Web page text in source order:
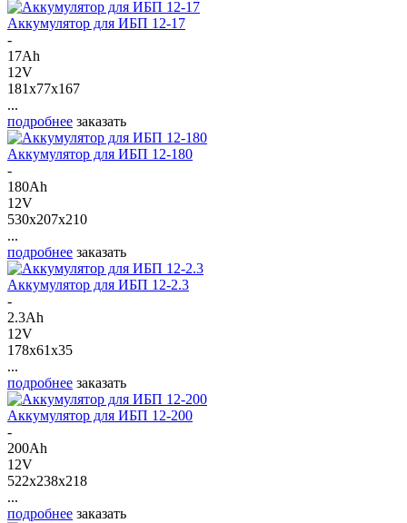
Аккумулятор для ИБП 12-17
-
17Ah
12V
181x77x167
...
подробнее заказать
Аккумулятор для ИБП 12-180
-
180Ah
12V
530x207x210
...
подробнее заказать
Аккумулятор для ИБП 12-2.3
-
2.3Ah
12V
178x61x35
...
подробнее заказать
Аккумулятор для ИБП 12-200
-
200Ah
12V
522x238x218
...
подробнее заказать